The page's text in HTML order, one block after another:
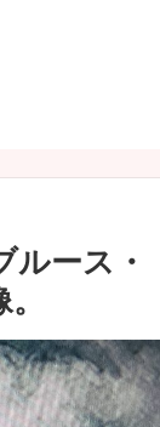
ース・